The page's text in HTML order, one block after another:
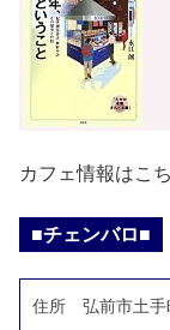
カフェ情報はこち
■チェンバロ■
住所 弘前市土手